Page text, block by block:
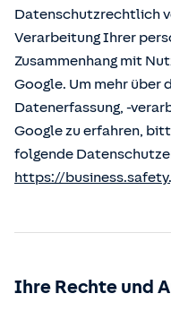
Datenschutzrechtlich
Verarbeitung Ihrer
Zusammenhang mit
Google. Um mehr über
Datenerfassung, -
Google zu erfahren,
folgende
https://
Ihre Rechte und